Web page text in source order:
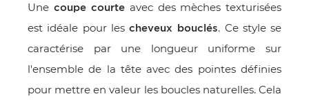
Une coupe courte avec des mèches texturisées
est idéale pour les cheveux bouclés. Ce style se
caractérise par une longueur uniforme sur
l'ensemble de la tête avec des pointes définies
pour mettre en valeur les boucles naturelles. Cela